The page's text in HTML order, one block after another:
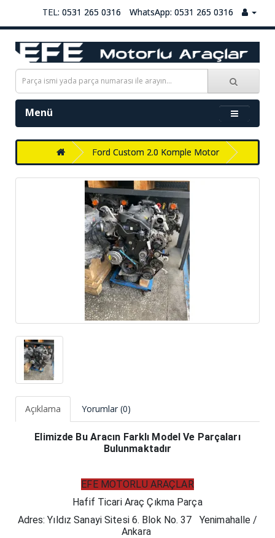
TEL: 0531 265 0316 WhatsApp: 0531 265 0316
Menü
Ford Custom 2.0 Komple Motor
Açıklama Yorumlar (0)
Elimizde Bu Aracın Farklı Model Ve Parçaları
Bulunmaktadır
EFE MOTORLU ARAÇLAR
Hafif Ticari Araç Çıkma Parça​
Adres: Yıldız Sanayi Sitesi 6. Blok No. 37 Yenimahalle /
Ankara